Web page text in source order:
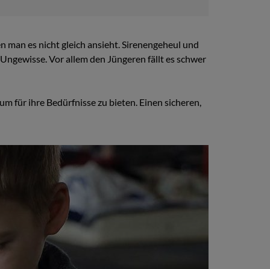
man es nicht gleich ansieht. Sirenengeheul und
Vor allem den Jüngeren fällt es schwer
für ihre Bedürfnisse zu bieten. Einen sicheren,